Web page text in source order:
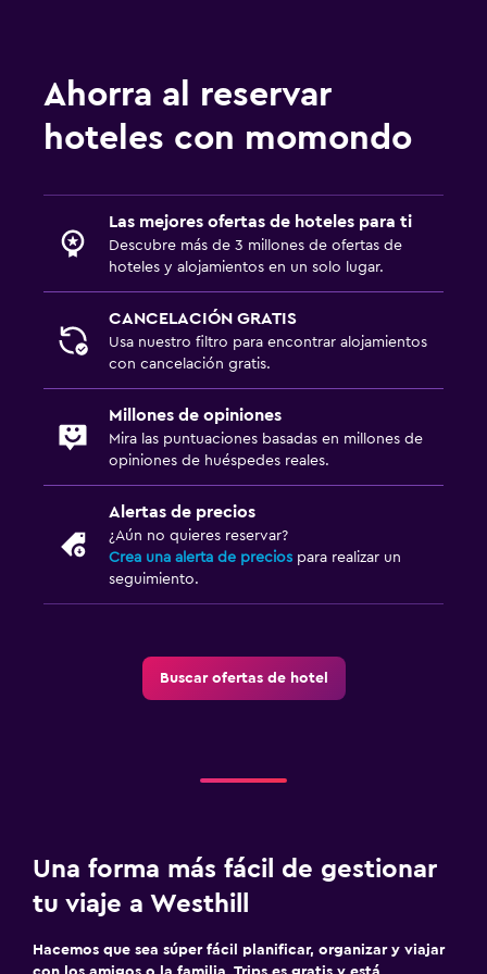
Lavandería
Secadora
Actividades
Bicicletas
Zona de trabajo
Escritorio
Salud y seguridad
Detector de monóxido de carbono
Ahorra al reservar
hoteles con momondo
Las mejores ofertas de hoteles para ti
Descubre más de 3 millones de ofertas de
hoteles y alojamientos en un solo lugar.
CANCELACIÓN GRATIS
Usa nuestro filtro para encontrar alojamientos
con cancelación gratis.
Millones de opiniones
Mira las puntuaciones basadas en millones de
opiniones de huéspedes reales.
Alertas de precios
¿Aún no quieres reservar?
Crea una alerta de precios para realizar un
seguimiento.
Buscar ofertas de hotel
Una forma más fácil de gestionar
tu viaje a Westhill
Hacemos que sea súper fácil planificar, organizar y viajar